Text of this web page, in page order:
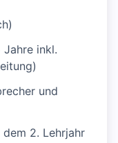
inkl.
und
dem 2. Lehrjahr